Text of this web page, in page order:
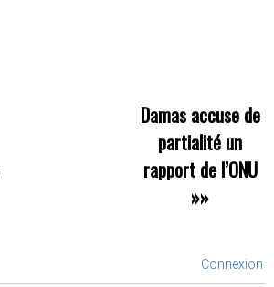
Damas accuse de
partialité un
rapport de l’ONU
»»
Connexion